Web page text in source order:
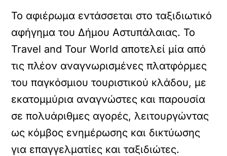
Το αφιέρωμα εντάσσεται στο ταξιδιωτικό
αφήγημα του Δήμου Αστυπάλαιας. Το
Travel and Tour World αποτελεί μία από
τις πλέον αναγνωρισμένες πλατφόρμες
του παγκόσμιου τουριστικού κλάδου, με
εκατομμύρια αναγνώστες και παρουσία
σε πολυάριθμες αγορές, λειτουργώντας
ως κόμβος ενημέρωσης και δικτύωσης
για επαγγελματίες και ταξιδιώτες.